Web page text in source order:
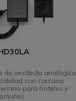
de vestíbulo analógico
con carcasa
para hoteles y